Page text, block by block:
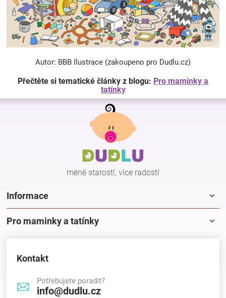
Autor: BBB Ilustrace (zakoupeno pro Dudlu.cz)
Přečtěte si tematické články z blogu: Pro maminky a
tatínky
Z
méně starostí, více radostí
Informace
Pro maminky a tatínky
Kontakt
Potřebujete poradit?
info@dudlu.cz